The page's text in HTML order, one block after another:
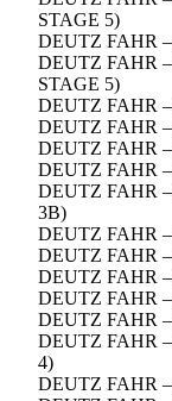
STAGE 5)
DEUTZ FAHR
DEUTZ FAHR
STAGE 5)
DEUTZ FAHR
DEUTZ FAHR –
DEUTZ FAHR
DEUTZ FAHR
DEUTZ FAHR
3B)
DEUTZ FAHR
DEUTZ FAHR
DEUTZ FAHR
DEUTZ FAHR
DEUTZ FAHR
DEUTZ FAHR –
4)
DEUTZ FAHR –